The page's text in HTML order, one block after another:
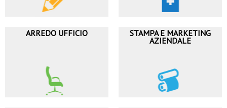
ARREDO UFFICIO STAMPA E MARKETING
AZIENDALE